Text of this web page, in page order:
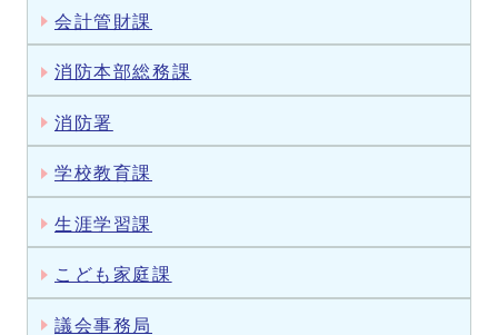
会計管財課
消防本部総務課
消防署
学校教育課
生涯学習課
こども家庭課
議会事務局